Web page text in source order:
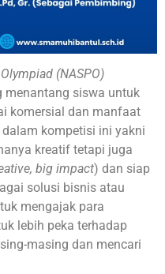
(NASPO)
menantang siswa untuk
komersial dan manfaat
kompetisi ini yakni
kreatif tetapi juga
big impact) dan siap
solusi bisnis atau
mengajak para
lebih peka terhadap
masing dan mencari